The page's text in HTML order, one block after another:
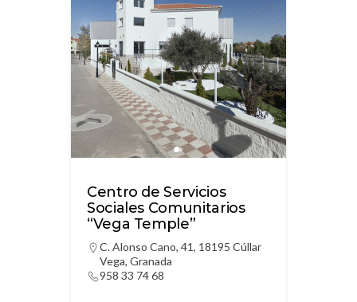
Centro de Servicios
Sociales Comunitarios
“Vega Temple”
C. Alonso Cano, 41, 18195 Cúllar
Vega, Granada
958 33 74 68